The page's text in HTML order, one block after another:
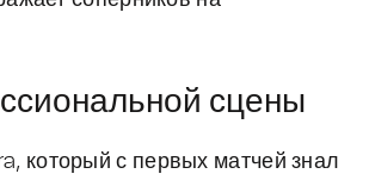
сцены
который с первых матчей знал